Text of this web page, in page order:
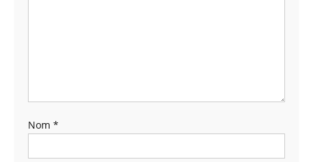
Nom *